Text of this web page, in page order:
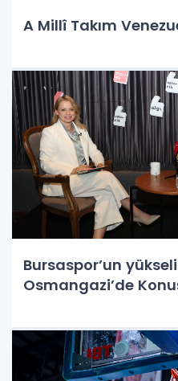
A Millî Takım
Bursaspor’un
Osmangazi’de